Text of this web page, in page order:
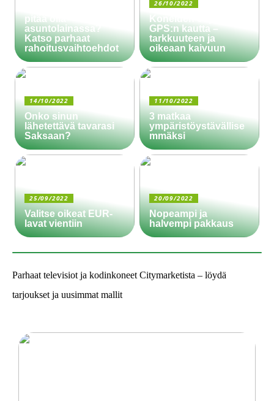
pitää olla
asuntolainassa?
Katso parhaat
rahoitusvaihtoehdot
26/10/2022
Koneiden ohjaus
GPS:n kautta –
tarkkuuteen ja
oikeaan kaivuun
14/10/2022
Onko sinun
lähetettävä tavarasi
Saksaan?
11/10/2022
3 matkaa
ympäristöystävällise
mmäksi
25/09/2022
Valitse oikeat EUR-
lavat vientiin
20/09/2022
Nopeampi ja
halvempi pakkaus
Parhaat televisiot ja kodinkoneet Citymarketista – löydä
tarjoukset ja uusimmat mallit